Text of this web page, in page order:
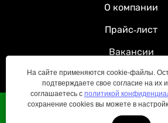
О компании
Прайс-лист
Вакансии
На сайте применяются cookie-файлы.
подтверждаете свое согласие на их
соглашаетесь с политикой
сохранение cookies вы можете в